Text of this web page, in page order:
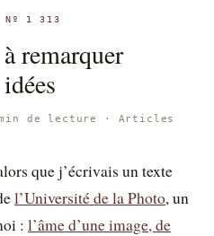
Nº 1 313
remarquer
min de lecture · Articles
que j’écrivais un texte
l’Université de la Photo, un
: l’âme d’une image, de